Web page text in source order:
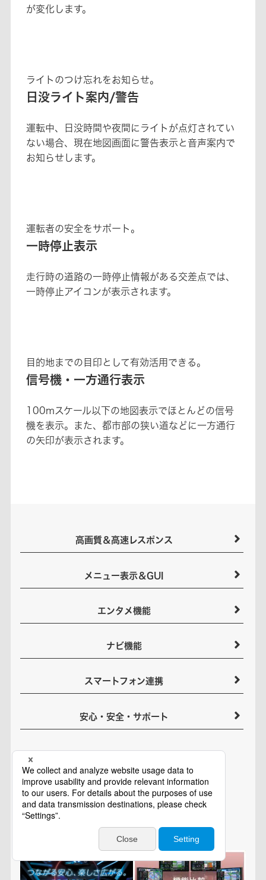
が変化します。
ライトのつけ忘れをお知らせ。
日没ライト案内/警告
運転中、日没時間や夜間にライトが点灯されてい
ない場合、現在地図画面に警告表示と音声案内で
お知らせします。
運転者の安全をサポート。
一時停止表示
走行時の道路の一時停止情報がある交差点では、
一時停止アイコンが表示されます。
目的地までの目印として有効活用できる。
信号機・一方通行表示
100mスケール以下の地図表示でほとんどの信号
機を表示。また、都市部の狭い道などに一方通行
の矢印が表示されます。
高画質＆高速レスポンス
メニュー表示＆GUI
エンタメ機能
ナビ機能
スマートフォン連携
安心・安全・サポート
関連情報